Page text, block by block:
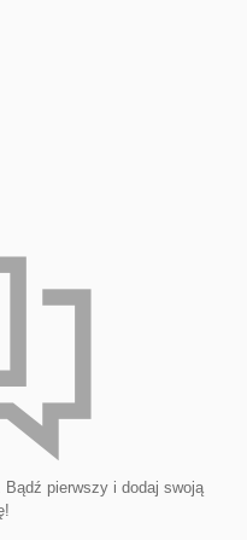
pierwszy i dodaj swoją